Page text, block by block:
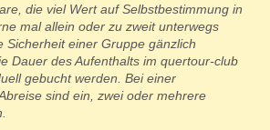
die viel Wert auf Selbstbestimmung in
mal allein oder zu zweit unterwegs
Sicherheit einer Gruppe gänzlich
Dauer des Aufenthalts im quertour-club
gebucht werden. Bei einer
sind ein, zwei oder mehrere